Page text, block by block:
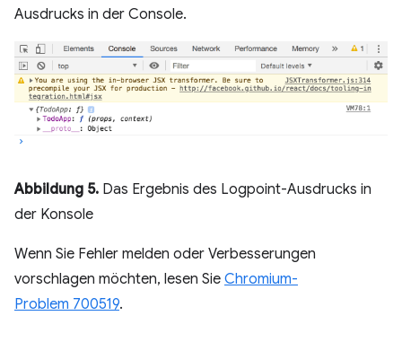
Ausdrucks in der Console.
Abbildung 5. Das Ergebnis des Logpoint-Ausdrucks in
der Konsole
Wenn Sie Fehler melden oder Verbesserungen
vorschlagen möchten, lesen Sie Chromium-
Problem 700519.